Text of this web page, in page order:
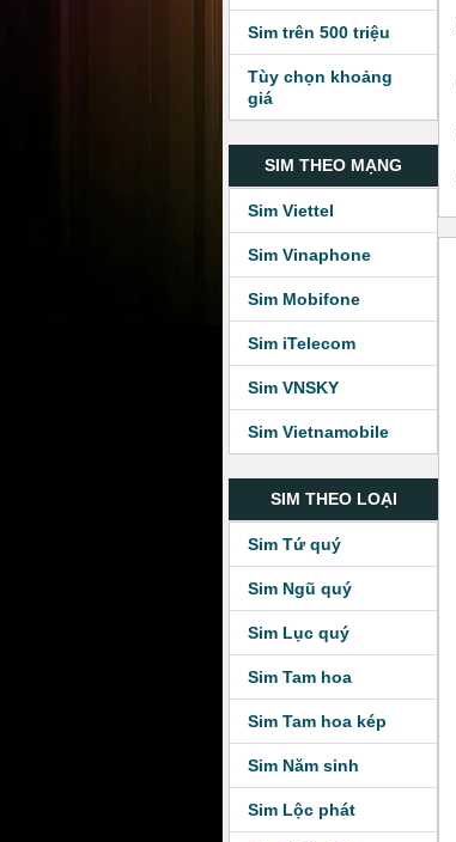
Sim trên 500 triệu
Tùy chọn khoảng
giá
SIM THEO MẠNG
Sim Viettel
Sim Vinaphone
Sim Mobifone
Sim iTelecom
Sim VNSKY
Sim Vietnamobile
SIM THEO LOẠI
Sim Tứ quý
Sim Ngũ quý
Sim Lục quý
Sim Tam hoa
Sim Tam hoa kép
Sim Năm sinh
Sim Lộc phát